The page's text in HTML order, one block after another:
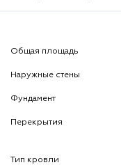
Общая площадь
Наружные стены
Фундамент
Перекрытия
Тип кровли